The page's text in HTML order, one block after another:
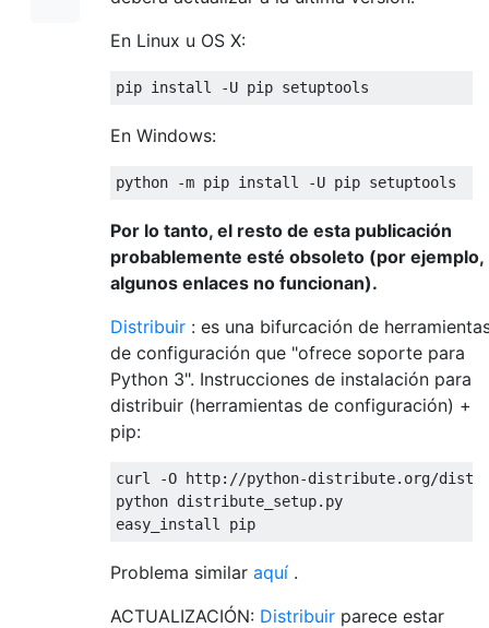
En Linux u OS X:
pip install -U pip setuptools
En Windows:
python -m pip install -U pip setuptools
Por lo tanto, el resto de esta publicación
probablemente esté obsoleto (por ejemplo,
algunos enlaces no funcionan).
Distribuir : es una bifurcación de
de configuración que "ofrece soporte para
Python 3". Instrucciones de instalación para
distribuir (herramientas de configuración) +
pip:
curl -O http://python-distribute. org/
python distribute_setup. py
easy_install pip
Problema similar aquí .
ACTUALIZACIÓN: Distribuir parece estar